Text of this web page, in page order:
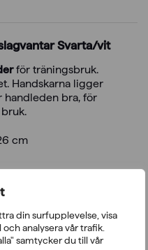
din surfupplevelse, visa
analysera vår trafik.
samtycker du till vår
Svarta/vit
för träningsbruk.
Handskarna ligger
handleden bra, för
cm